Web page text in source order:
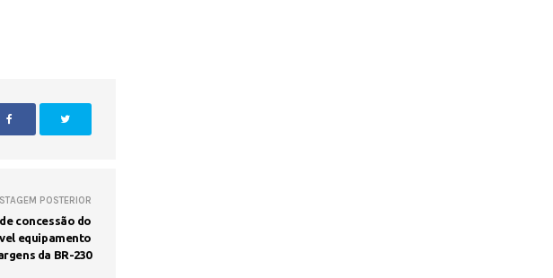
POSTERIOR
concessão do
equipamento
da BR-230